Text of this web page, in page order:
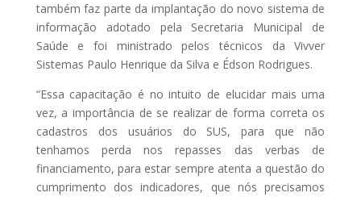
também faz parte da implantação do novo sistema de
informação adotado pela Secretaria Municipal de
Saúde e foi ministrado pelos técnicos da Vivver
Sistemas Paulo Henrique da Silva e Édson Rodrigues.
“Essa capacitação é no intuito de elucidar mais uma
vez, a importância de se realizar de forma correta os
cadastros dos usuários do SUS, para que não
tenhamos perda nos repasses das verbas de
financiamento, para estar sempre atenta a questão do
cumprimento dos indicadores, que nós precisamos